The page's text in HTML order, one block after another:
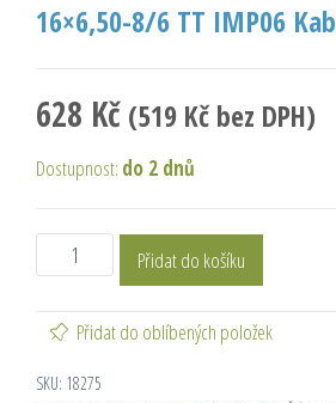
16×6,50-8/6 TT IMP06
628 Kč (519 Kč bez DPH)
Dostupnost: do 2 dnů
Přidat do košíku
Přidat do oblíbených položek
SKU: 18275